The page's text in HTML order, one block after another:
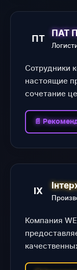
ПТ
ПАТ
Сотрудники
настоящие
сочетание
📄
ІХ
Компания